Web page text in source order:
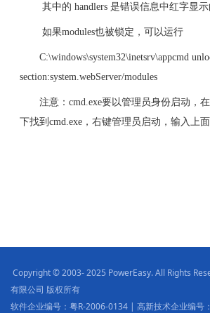
其中的 handlers 是错误信息中红字显示
如果modules也被锁定，可以运行
C:\windows\system32\inetsrv\appcmd
section:system.webServer/modules
注意：cmd.exe要以管理员身份启动，在
下找到cmd.exe，右键管理员启动，输入上面
Copyright © 2003- 2025 PowerEasy. All Rights
有限公司 版权所有
软件企业编号：粤R-2006-0134 | 高新技术企业编号